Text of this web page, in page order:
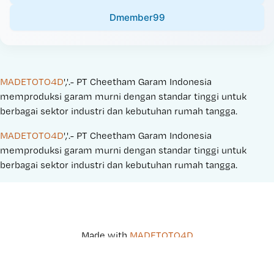
Dmember99
MADETOTO4D','.- PT Cheetham Garam Indonesia
memproduksi garam murni dengan standar tinggi untuk
berbagai sektor industri dan kebutuhan rumah tangga.
MADETOTO4D','.- PT Cheetham Garam Indonesia
memproduksi garam murni dengan standar tinggi untuk
berbagai sektor industri dan kebutuhan rumah tangga.
Made with MADETOTO4D